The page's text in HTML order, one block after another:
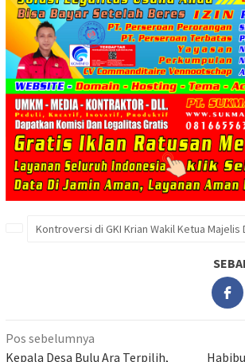
Kontroversi di GKI Krian Wakil Ketua Majelis
Navigasi
Pos sebelumnya
Kepala Desa Bulu Ara Terpilih,